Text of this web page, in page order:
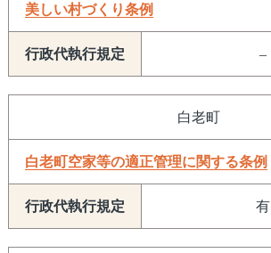
美しい村づくり条例
–
白老町
白老町空家等の適正管理に関する条例
有